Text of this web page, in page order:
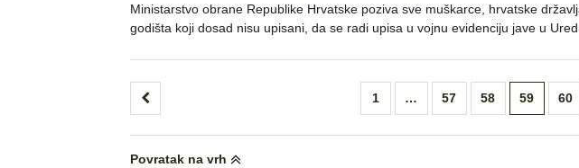
Ministarstvo obrane Republike Hrvatske poziva sve muškarce, hrvatske
godišta koji dosad nisu upisani, da se radi upisa u vojnu evidenciju jave u
Brojevi
objava
1 … 57 58 59 60
Povratak na vrh